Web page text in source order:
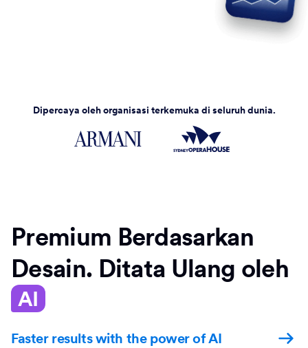
Dipercaya oleh organisasi terkemuka di seluruh dunia.
Premium Berdasarkan
Desain. Ditata Ulang oleh
AI
Faster results with the power of AI